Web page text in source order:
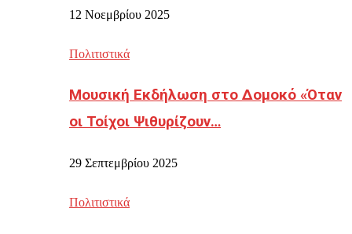
12 Νοεμβρίου 2025
Πολιτιστικά
Μουσική Εκδήλωση στο Δομοκό «Όταν
οι Τοίχοι Ψιθυρίζουν…
29 Σεπτεμβρίου 2025
Πολιτιστικά